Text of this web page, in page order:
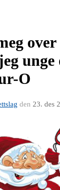
unge
O
den 23. des